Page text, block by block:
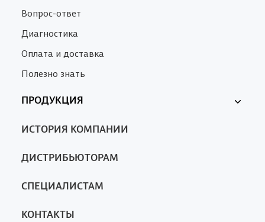
Вопрос-ответ
Диагностика
Оплата и доставка
Полезно знать
ПРОДУКЦИЯ
Ферменкол
ИСТОРИЯ КОМПАНИИ
ДИСТРИБЬЮТОРАМ
СПЕЦИАЛИСТАМ
КОНТАКТЫ